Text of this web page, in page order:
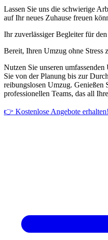
Lassen Sie uns die schwierige
auf Ihr neues Zuhause freuen
Ihr zuverlässiger Begleiter für
Bereit, Ihren Umzug ohne Stress
Nutzen Sie unseren
Sie von der Planung bis zur
reibungslosen Umzug. Genießen
professionellen Teams, das all
👉 Kostenlose Angebote erhalten!